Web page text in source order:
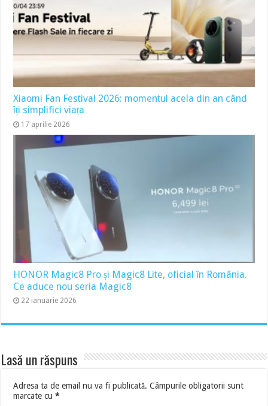
Xiaomi Fan Festival 2026: momentul acela din an când
îți simplifici viața
17 aprilie 2026
HONOR Magic8 Pro și Magic8 Lite, oficial în România.
Ce aduce nou seria Magic8
22 ianuarie 2026
Lasă un răspuns
Adresa ta de email nu va fi publicată. Câmpurile obligatorii sunt
marcate cu*